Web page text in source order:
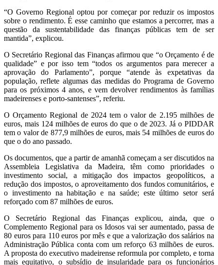
“O Governo Regional optou por começar por reduzir os impostos
sobre o rendimento. É esse caminho que estamos a percorrer, mas a
questão da sustentabilidade das finanças públicas tem de ser
mantida”, explicou.
O Secretário Regional das Finanças afirmou que “o Orçamento é de
qualidade” e por isso tem “todos os argumentos para merecer a
aprovação do Parlamento”, porque “atende às expetativas da
população, reflete algumas das medidas do Programa de Governo
para os próximos 4 anos, e vem devolver rendimentos às famílias
madeirenses e porto-santenses”, referiu.
O Orçamento Regional de 2024 tem o valor de 2.195 milhões de
euros, mais 124 milhões de euros do que o de 2023. Já o PIDDAR
tem o valor de 877,9 milhões de euros, mais 54 milhões de euros do
que o do ano passado.
Os documentos, que a partir de amanhã começam a ser discutidos na
Assembleia Legislativa da Madeira, têm como prioridades o
investimento social, a mitigação dos impactos geopolíticos, a
redução dos impostos, o aproveitamento dos fundos comunitários, e
o investimento na habitação e na saúde; este último setor será
reforçado com 87 milhões de euros.
O Secretário Regional das Finanças explicou, ainda, que o
Complemento Regional para os Idosos vai ser aumentado, passa de
80 euros para 110 euros por mês e que a valorização dos salários na
Administração Pública conta com um reforço 63 milhões de euros.
A proposta do executivo madeirense reformula por completo, e torna
mais equitativo, o subsídio de insularidade para os funcionários